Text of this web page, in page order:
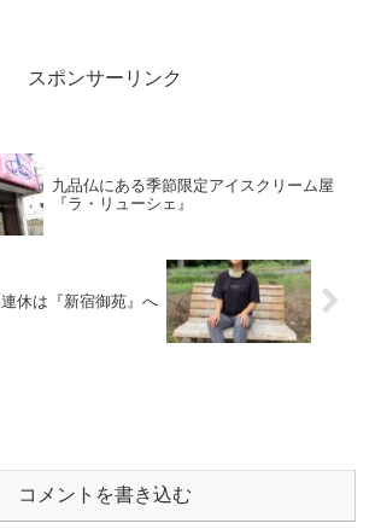
スポンサーリンク
九品仏にある季節限定アイスクリーム屋
『ラ・リューシェ』
連休は『新宿御苑』へ
コメントを書き込む